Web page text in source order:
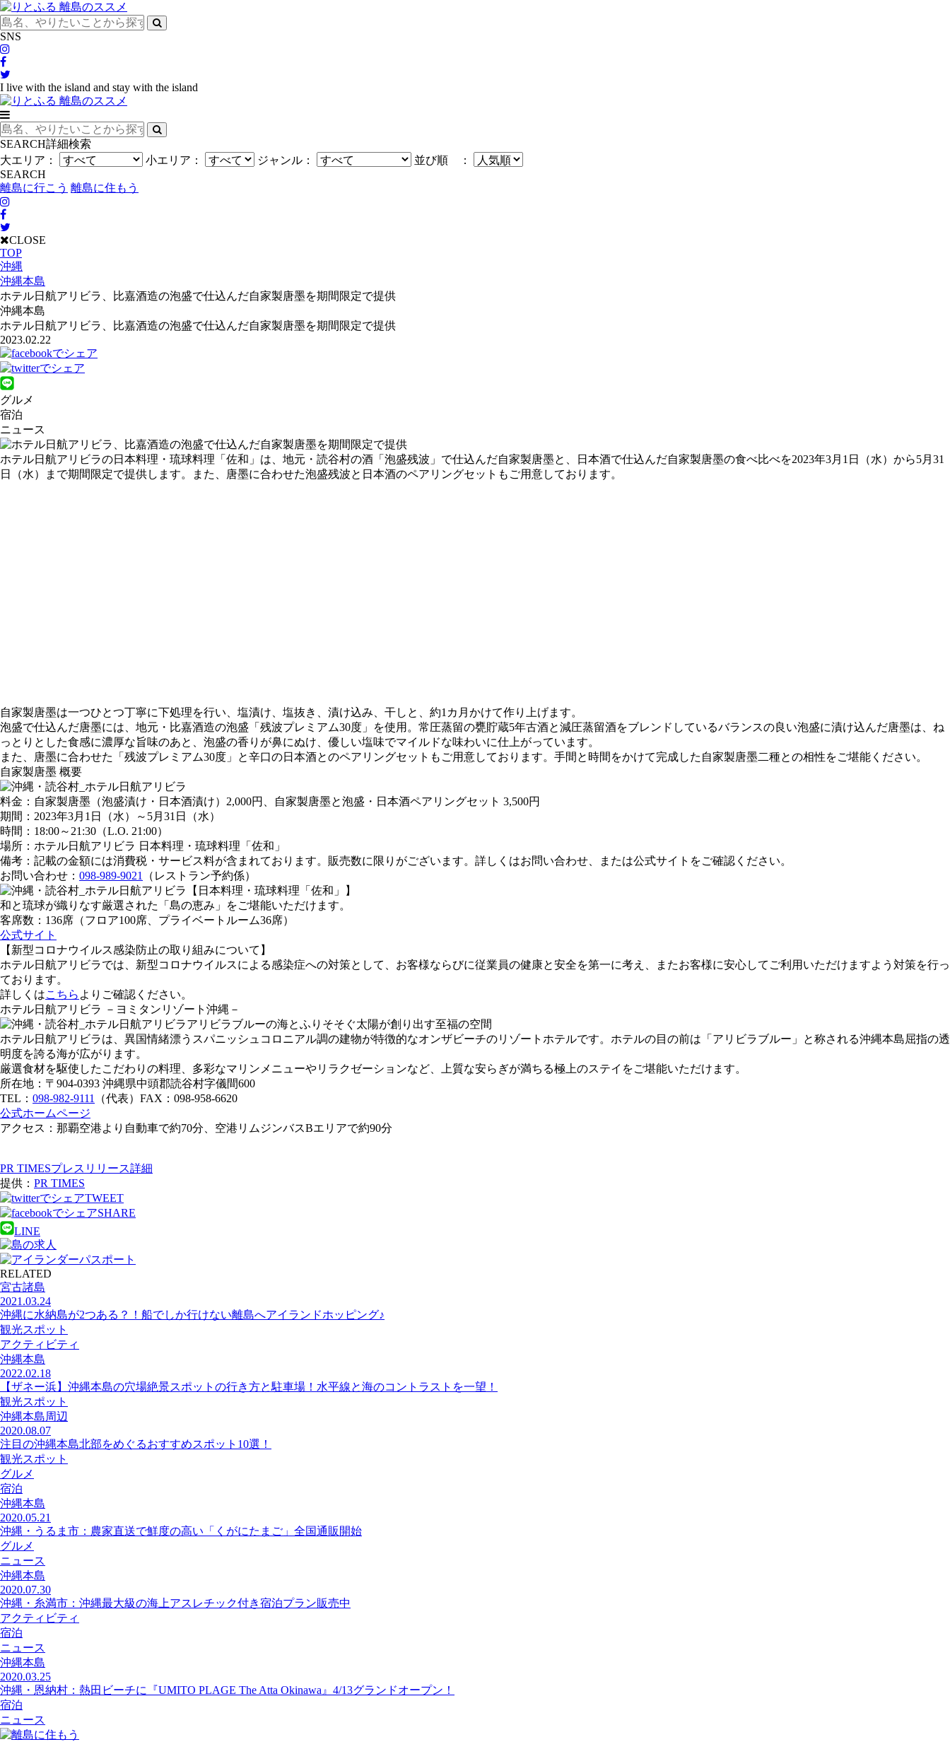
SNS
I live with the island and stay with the island
SEARCH詳細検索
大エリア：
小エリア： ジャンル：
並び順 ：
SEARCH
離島に行こう 離島に住もう
CLOSE
TOP
沖縄
沖縄本島
ホテル日航アリビラ、比嘉酒造の泡盛で仕込んだ自家製唐墨を期間限定で提供
沖縄本島
ホテル日航アリビラ、比嘉酒造の泡盛で仕込んだ自家製唐墨を期間限定で提供
2023.02.22
グルメ
宿泊
ニュース
ホテル日航アリビラの日本料理・琉球料理「佐和」は、地元・読谷村の酒「泡盛残波」で仕込んだ自家製唐墨と、日本酒で仕込んだ自家製唐墨の食べ比べを2023年3月1日（水）から5月31
日（水）まで期間限定で提供します。また、唐墨に合わせた泡盛残波と日本酒のペアリングセットもご用意しております。
自家製唐墨は一つひとつ丁寧に下処理を行い、塩漬け、塩抜き、漬け込み、干しと、約1カ月かけて作り上げます。
泡盛で仕込んだ唐墨には、地元・比嘉酒造の泡盛「残波プレミアム30度」を使用。常圧蒸留の甕貯蔵5年古酒と減圧蒸留酒をブレンドしているバランスの良い泡盛に漬け込んだ唐墨は、ね
っとりとした食感に濃厚な旨味のあと、泡盛の香りが鼻にぬけ、優しい塩味でマイルドな味わいに仕上がっています。
また、唐墨に合わせた「残波プレミアム30度」と辛口の日本酒とのペアリングセットもご用意しております。手間と時間をかけて完成した自家製唐墨二種との相性をご堪能ください。
自家製唐墨 概要
料金：自家製唐墨（泡盛漬け・日本酒漬け）2,000円、自家製唐墨と泡盛・日本酒ペアリングセット 3,500円
期間：2023年3月1日（水）～5月31日（水）
時間：18:00～21:30（L.O. 21:00）
場所：ホテル日航アリビラ 日本料理・琉球料理「佐和」
備考：記載の金額には消費税・サービス料が含まれております。販売数に限りがございます。詳しくはお問い合わせ、または公式サイトをご確認ください。
お問い合わせ： 098-989-9021
（レストラン予約係）
【日本料理・琉球料理「佐和」】
和と琉球が織りなす厳選された「島の恵み」をご堪能いただけます。
客席数：136席（フロア100席、プライベートルーム36席）
公式サイト
【新型コロナウイルス感染防止の取り組みについて】
ホテル日航アリビラでは、新型コロナウイルスによる感染症への対策として、お客様ならびに従業員の健康と安全を第一に考え、またお客様に安心してご利用いただけますよう対策を行っ
ております。
詳しくはこちら よりご確認ください。
ホテル日航アリビラ －ヨミタンリゾート沖縄－
アリビラブルーの海とふりそそぐ太陽が創り出す至福の空間
ホテル日航アリビラは、異国情緒漂うスパニッシュコロニアル調の建物が特徴的なオンザビーチのリゾートホテルです。ホテルの目の前は「アリビラブルー」と称される沖縄本島屈指の透
明度を誇る海が広がります。
厳選食材を駆使したこだわりの料理、多彩なマリンメニューやリラクゼーションなど、上質な安らぎが満ちる極上のステイをご堪能いただけます。
所在地：〒904-0393 沖縄県中頭郡読谷村字儀間600
TEL： 098-982-9111
（代表）FAX：098-958-6620
公式ホームページ
アクセス：那覇空港より自動車で約70分、空港リムジンバスBエリアで約90分
PR TIMESプレスリリース詳細
提供： PR TIMES
TWEET
SHARE
LINE
RELATED
宮古諸島
2021.03.24
沖縄に水納島が2つある？！船でしか行けない離島へアイランドホッピング♪
観光スポット
アクティビティ
沖縄本島
2022.02.18
【ザネー浜】沖縄本島の穴場絶景スポットの行き方と駐車場！水平線と海のコントラストを一望！
観光スポット
沖縄本島周辺
2020.08.07
注目の沖縄本島北部をめぐるおすすめスポット10選！
観光スポット
グルメ
宿泊
沖縄本島
2020.05.21
沖縄・うるま市：農家直送で鮮度の高い「くがにたまご」全国通販開始
グルメ
ニュース
沖縄本島
2020.07.30
沖縄・糸満市：沖縄最大級の海上アスレチック付き宿泊プラン販売中
アクティビティ
宿泊
ニュース
沖縄本島
2020.03.25
沖縄・恩納村：熱田ビーチに『UMITO PLAGE The Atta Okinawa』4/13グランドオープン！
宿泊
ニュース